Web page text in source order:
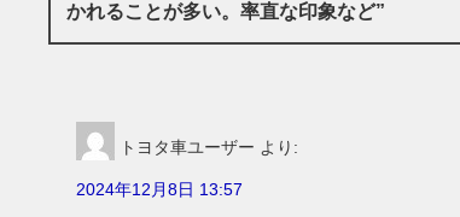
かれることが多い。率直な印象など”
トヨタ車ユーザー より:
2024年12月8日 13:57